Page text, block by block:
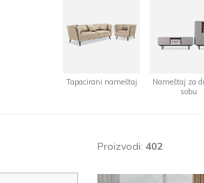
Tapacirani nameštaj
Nameštaj za
sobu
Proizvodi: 402